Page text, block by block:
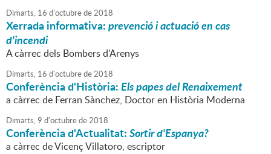
Dimarts, 16 d'octubrede2018
Xerrada informativa:prevenció i actuació en cas
d'incendi
A càrrec dels Bombers d'Arenys
Dimarts, 16 d'octubrede2018
Conferència d'Història:Els papes del Renaixement
a càrrec de Ferran Sànchez, Doctor en Història Moderna
Dimarts,9 d'octubrede2018
Conferència d'Actualitat:Sortir d'Espanya?
a càrrec de Vicenç Villatoro, escriptor